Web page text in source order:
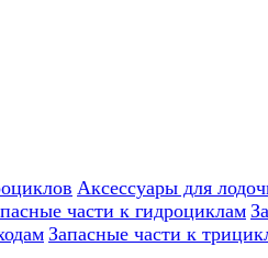
Аксессуары для
части к гидроциклам
Запасные части к